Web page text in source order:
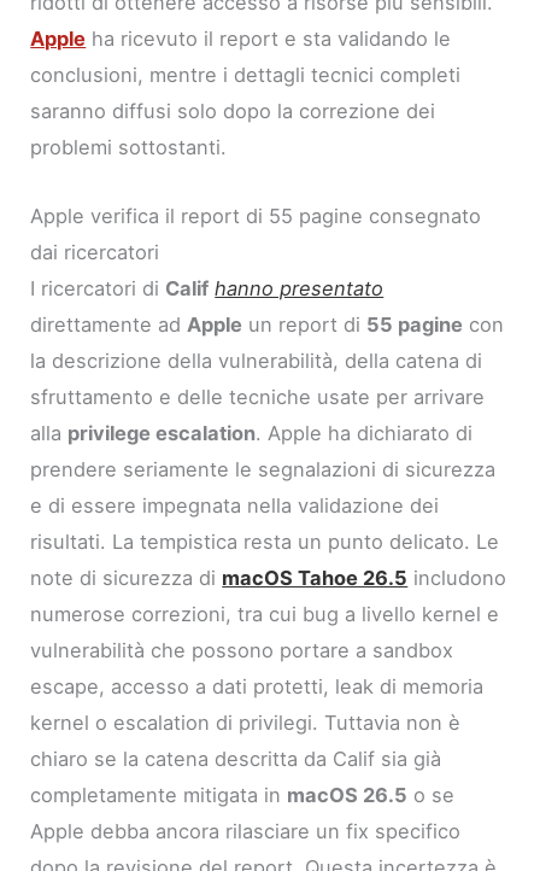
Apple ha ricevuto il report e sta validando le
conclusioni, mentre i dettagli tecnici completi
saranno diffusi solo dopo la correzione dei
problemi sottostanti.
Apple verifica il report di 55 pagine consegnato
dai ricercatori
I ricercatori di Calif hanno presentato
direttamente ad Apple un report di 55 pagine con
la descrizione della vulnerabilità, della catena di
sfruttamento e delle tecniche usate per arrivare
alla privilege escalation. Apple ha dichiarato di
prendere seriamente le segnalazioni di sicurezza
e di essere impegnata nella validazione dei
risultati. La tempistica resta un punto delicato. Le
note di sicurezza di macOS Tahoe 26.5 includono
numerose correzioni, tra cui bug a livello kernel e
vulnerabilità che possono portare a sandbox
escape, accesso a dati protetti, leak di memoria
kernel o escalation di privilegi. Tuttavia non è
chiaro se la catena descritta da Calif sia già
completamente mitigata in macOS 26.5 o se
Apple debba ancora rilasciare un fix specifico